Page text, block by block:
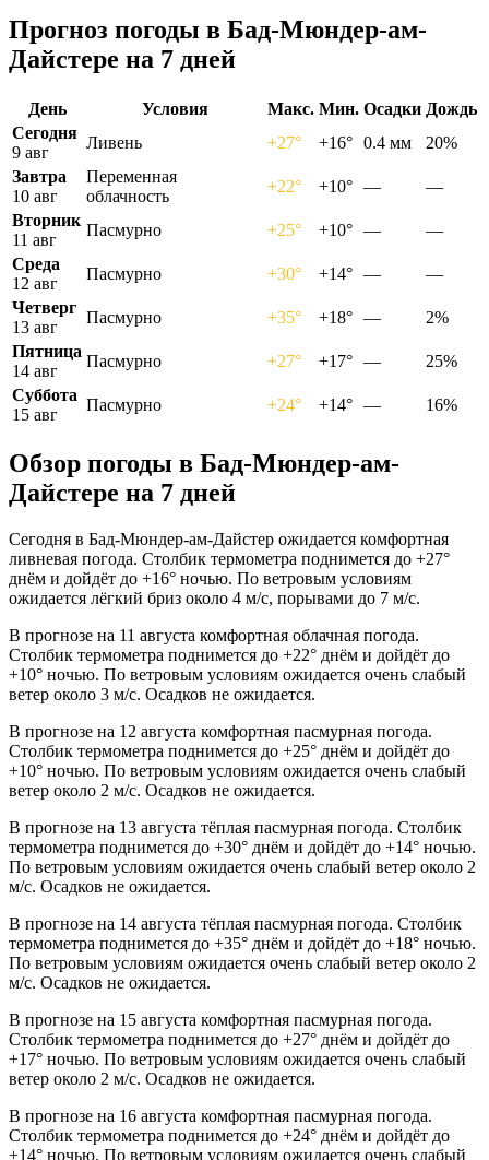
Прогноз погоды в Бад-Мюндер-ам-
Дайстере на 7 дней
День Условия Макс. Мин. Осадки Дождь
Сегодня
9 авг
Ливень +27° +16° 0.4 мм
20%
Завтра
10 авг
Переменная
облачность
+22° +10° —
—
Вторник
11 авг
Пасмурно +25° +10° —
—
Среда
12 авг
Пасмурно +30° +14° —
—
Четверг
13 авг
Пасмурно +35° +18° —
2%
Пятница
14 авг
Пасмурно +27° +17° —
25%
Суббота
15 авг
Пасмурно +24° +14° — 16%
Обзор погоды в Бад-Мюндер-ам-
Дайстере на 7 дней
Сегодня в Бад-Мюндер-ам-Дайстер ожидается комфортная
ливневая погода. Столбик термометра поднимется до +27°
днём и дойдёт до +16° ночью. По ветровым условиям
ожидается лёгкий бриз около 4 м/с, порывами до 7 м/с.
В прогнозе на 11 августа комфортная облачная погода.
Столбик термометра поднимется до +22° днём и дойдёт до
+10° ночью. По ветровым условиям ожидается очень слабый
ветер около 3 м/с. Осадков не ожидается.
В прогнозе на 12 августа комфортная пасмурная погода.
Столбик термометра поднимется до +25° днём и дойдёт до
+10° ночью. По ветровым условиям ожидается очень слабый
ветер около 2 м/с. Осадков не ожидается.
В прогнозе на 13 августа тёплая пасмурная погода. Столбик
термометра поднимется до +30° днём и дойдёт до +14° ночью.
По ветровым условиям ожидается очень слабый ветер около 2
м/с. Осадков не ожидается.
В прогнозе на 14 августа тёплая пасмурная погода. Столбик
термометра поднимется до +35° днём и дойдёт до +18° ночью.
По ветровым условиям ожидается очень слабый ветер около 2
м/с. Осадков не ожидается.
В прогнозе на 15 августа комфортная пасмурная погода.
Столбик термометра поднимется до +27° днём и дойдёт до
+17° ночью. По ветровым условиям ожидается очень слабый
ветер около 2 м/с. Осадков не ожидается.
В прогнозе на 16 августа комфортная пасмурная погода.
Столбик термометра поднимется до +24° днём и дойдёт до
+14° ночью. По ветровым условиям ожидается очень слабый